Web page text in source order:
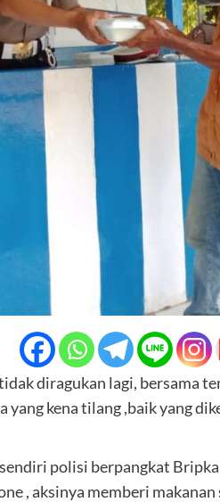
diragukan lagi, bersama
yang kena tilang ,baik yang
polisi berpangkat
, aksinya memberi